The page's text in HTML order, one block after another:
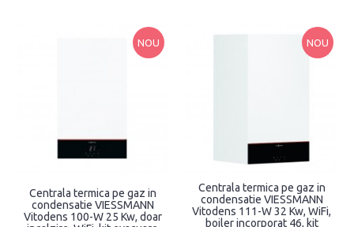
NOU
Centrala termica pe gaz in
condensatie VIESSMANN
Vitodens 100-W 25 Kw, doar
NOU
Centrala termica pe gaz in
condensatie VIESSMANN
Vitodens 111-W 32 Kw, WiFi,
boiler incorporat 46, kit